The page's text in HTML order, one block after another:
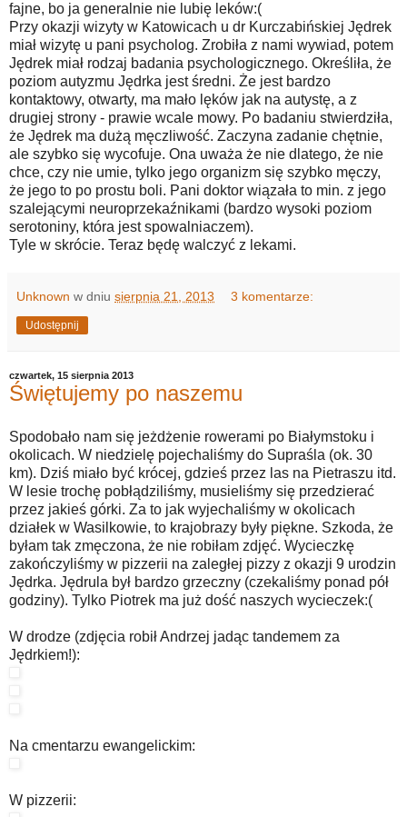
fajne, bo ja generalnie nie lubię leków:(
Przy okazji wizyty w Katowicach u dr Kurczabińskiej Jędrek
miał wizytę u pani psycholog. Zrobiła z nami wywiad, potem
Jędrek miał rodzaj badania psychologicznego. Określiła, że
poziom autyzmu Jędrka jest średni. Że jest bardzo
kontaktowy, otwarty, ma mało lęków jak na autystę, a z
drugiej strony - prawie wcale mowy. Po badaniu stwierdziła,
że Jędrek ma dużą męczliwość. Zaczyna zadanie chętnie,
ale szybko się wycofuje. Ona uważa że nie dlatego, że nie
chce, czy nie umie, tylko jego organizm się szybko męczy,
że jego to po prostu boli. Pani doktor wiązała to min. z jego
szalejącymi neuroprzekaźnikami (bardzo wysoki poziom
serotoniny, która jest spowalniaczem).
Tyle w skrócie. Teraz będę walczyć z lekami.
Unknown w dniu sierpnia 21, 2013 3 komentarze:
Udostępnij
czwartek, 15 sierpnia 2013
Świętujemy po naszemu
Spodobało nam się jeżdżenie rowerami po Białymstoku i
okolicach. W niedzielę pojechaliśmy do Supraśla (ok. 30
km). Dziś miało być krócej, gdzieś przez las na Pietraszu itd.
W lesie trochę pobłądziliśmy, musieliśmy się przedzierać
przez jakieś górki. Za to jak wyjechaliśmy w okolicach
działek w Wasilkowie, to krajobrazy były piękne. Szkoda, że
byłam tak zmęczona, że nie robiłam zdjęć. Wycieczkę
zakończyliśmy w pizzerii na zaległej pizzy z okazji 9 urodzin
Jędrka. Jędrula był bardzo grzeczny (czekaliśmy ponad pół
godziny). Tylko Piotrek ma już dość naszych wycieczek:(
W drodze (zdjęcia robił Andrzej jadąc tandemem za
Jędrkiem!):
Na cmentarzu ewangelickim:
W pizzerii: